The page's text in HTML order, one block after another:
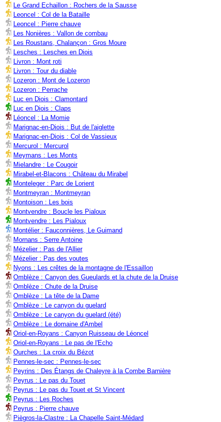
Le Grand Echaillon : Rochers de la Sausse
Leoncel : Col de la Bataille
Leoncel : Pierre chauve
Les Nonières : Vallon de combau
Les Roustans, Chalançon : Gros Moure
Lesches : Lesches en Diois
Livron : Mont roti
Livron : Tour du diable
Lozeron : Mont de Lozeron
Lozeron : Perrache
Luc en Diois : Clamontard
Luc en Diois : Claps
Léoncel : La Momie
Marignac-en-Diois : But de l'aiglette
Marignac-en-Diois : Col de Vassieux
Mercurol : Mercurol
Meymans : Les Monts
Mielandre : Le Cougoir
Mirabel-et-Blacons : Château du Mirabel
Monteleger : Parc de Lorient
Montmeyran : Montmeyran
Montoison : Les bois
Montvendre : Boucle les Pialoux
Montvendre : Les Pialoux
Montélier : Fauconnières, Le Guimand
Mornans : Serre Antoine
Mézelier : Pas de l'Allier
Mézelier : Pas des voutes
Nyons : Les crêtes de la montagne de l'Essaillon
Omblèze : Canyon des Gueulards et la chute de la Druise
Omblèze : Chute de la Druise
Omblèze : La tête de la Dame
Omblèze : Le canyon du guelard
Omblèze : Le canyon du guelard (été)
Omblèze : Le domaine d'Ambel
Oriol-en-Royans : Canyon Ruisseau de Léoncel
Oriol-en-Royans : Le pas de l'Echo
Ourches : La croix du Bézot
Pennes-le-sec : Pennes-le-sec
Peyrins : Des Étangs de Chaleyre à la Combe Barnière
Peyrus : Le pas du Touet
Peyrus : Le pas du Touet et St Vincent
Peyrus : Les Roches
Peyrus : Pierre chauve
Piègros-la-Clastre : La Chapelle Saint-Médard